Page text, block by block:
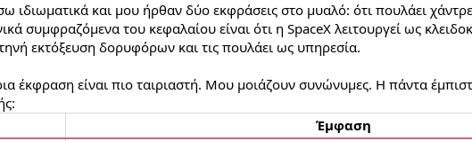
και μου ήρθαν δύο εκφράσεις στο μυαλό: ότι πουλάει
συμφραζόμενα του κεφαλαίου είναι ότι η SpaceX λειτουργεί ως
εκτόξευση δορυφόρων και τις πουλάει ως υπηρεσία.
είναι πιο ταιριαστή. Μου μοιάζουν συνώνυμες. Η πάντα
Έμφαση